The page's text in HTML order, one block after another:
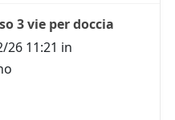
3 vie per doccia
26 11:21 in